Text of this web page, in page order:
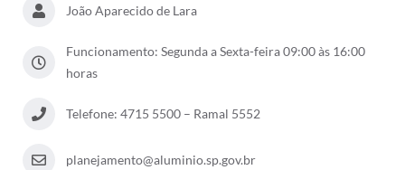
João Aparecido de Lara
Funcionamento: Segunda a Sexta-feira 09:00 às 16:00
horas
Telefone: 4715 5500 – Ramal 5552
planejamento@aluminio.sp.gov.br